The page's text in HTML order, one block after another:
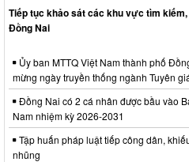
Tiếp tục khảo sát các khu vực tìm
Đồng Nai
Ủy ban MTTQ Việt Nam thành phố
mừng ngày truyền thống ngành Tuyên
Đồng Nai có 2 cá nhân được bầu vào
Nam nhiệm kỳ 2026-2031
Tập huấn pháp luật tiếp công dân,
nhũng